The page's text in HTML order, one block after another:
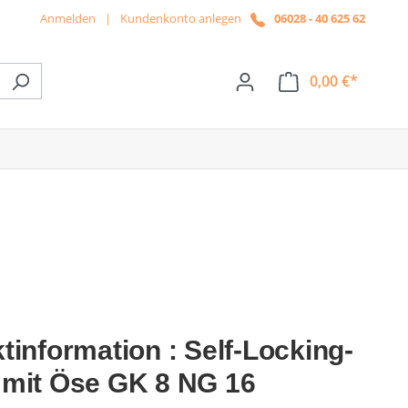
Anmelden | Kundenkonto anlegen 06028 - 40 625 62
0,00 €*
das Dropdown der Kategorie News
: Self-Locking-
Öse GK 8 NG 16